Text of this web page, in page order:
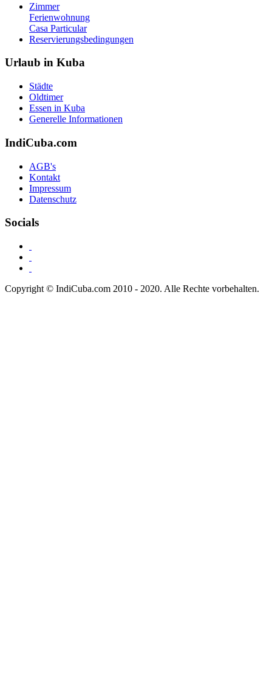
Zimmer
Ferienwohnung
Casa Particular
Reservierungsbedingungen
Urlaub in Kuba
Städte
Oldtimer
Essen in Kuba
Generelle Informationen
IndiCuba.com
AGB's
Kontakt
Impressum
Datenschutz
Socials
Copyright © IndiCuba.com 2010 - 2020. Alle Rechte vorbehalten.